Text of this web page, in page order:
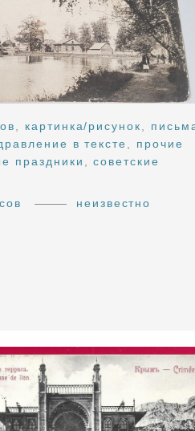
картинка/рисунок
в тексте
прочие
праздники
,советские
неизвестно